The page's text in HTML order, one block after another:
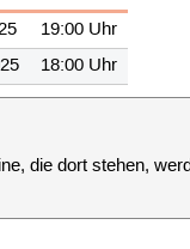
19:00 Uhr
18:00 Uhr
die dort stehen,